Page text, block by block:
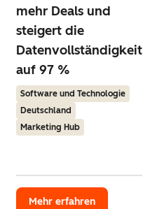
mehr Deals und
steigert die
Datenvollständigkeit
auf 97 %
Software und Technologie
Deutschland
Marketing Hub
Mehr erfahren